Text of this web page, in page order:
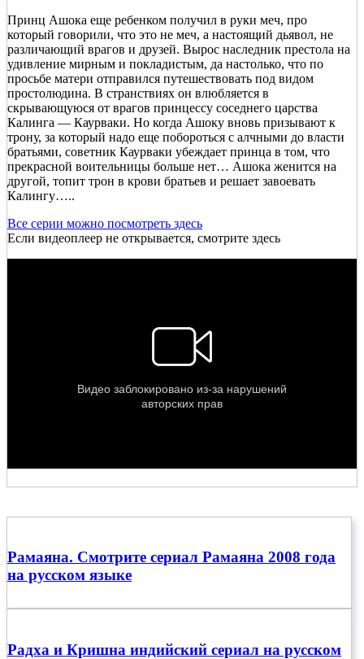
Принц Ашока еще ребенком получил в руки меч, про
который говорили, что это не меч, а настоящий дьявол, не
различающий врагов и друзей. Вырос наследник престола на
удивление мирным и покладистым, да настолько, что по
просьбе матери отправился путешествовать под видом
простолюдина. В странствиях он влюбляется в
скрывающуюся от врагов принцессу соседнего царства
Калинга — Каурваки. Но когда Ашоку вновь призывают к
трону, за который надо еще побороться с алчными до власти
братьями, советник Каурваки убеждает принца в том, что
прекрасной воительницы больше нет… Ашока женится на
другой, топит трон в крови братьев и решает завоевать
Калингу…..
Все серии можно посмотреть здесь
Если видеоплеер не открывается, смотрите здесь
Рамаяна. Смотрите сериал Рамаяна 2008 года
на русском языке
Радха и Кришна индийский сериал на русском